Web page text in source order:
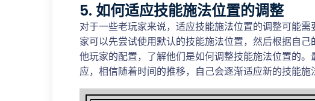
5. 如何适应技能施法位置的调整
对于一些老玩家来说，适应技能施法位置的调整可能
家可以先尝试使用默认的技能施法位置，然后根据自
他玩家的配置，了解他们是如何调整技能施法位置的
应，相信随着时间的推移，自己会逐渐适应新的技能施